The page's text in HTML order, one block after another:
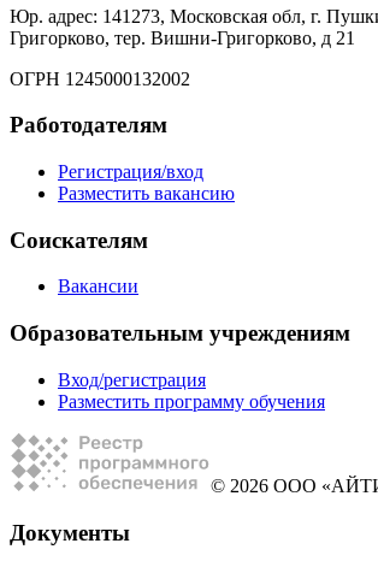
Юр. адрес: 141273, Московская обл, г.
Григорково, тер. Вишни-Григорково, д 21
ОГРН 1245000132002
Работодателям
Регистрация/вход
Разместить вакансию
Соискателям
Вакансии
Образовательным учреждениям
Вход/регистрация
Разместить программу обучения
© 2026 ООО
Документы